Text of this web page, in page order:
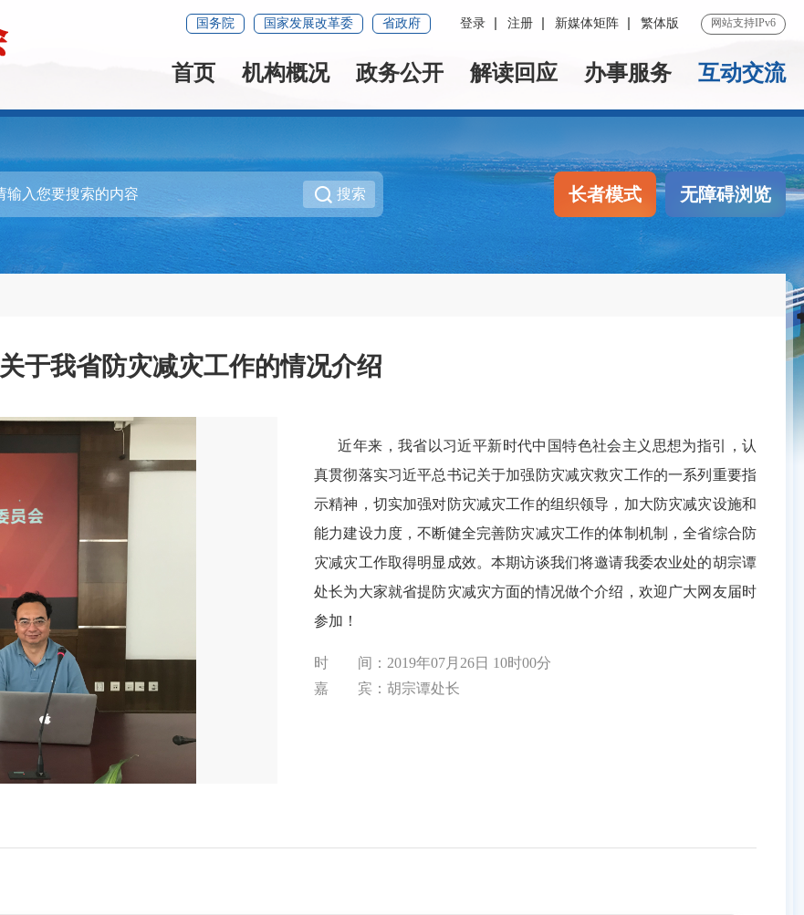
国务院 国家发展改革委 省政府 登录 注册 新媒体矩阵 繁体版 网站支持IPv6
首页 机构概况 政务公开 解读回应 办事服务 互动交流
搜索 长者模式 无障碍浏览
关于我省防灾减灾工作的情况介绍
近年来，我省以习近平新时代中国特色社会主义思想为指引，认
真贯彻落实习近平总书记关于加强防灾减灾救灾工作的一系列重要指
示精神，切实加强对防灾减灾工作的组织领导，加大防灾减灾设施和
能力建设力度，不断健全完善防灾减灾工作的体制机制，全省综合防
灾减灾工作取得明显成效。本期访谈我们将邀请我委农业处的胡宗谭
处长为大家就省提防灾减灾方面的情况做个介绍，欢迎广大网友届时
参加！
时 间：2019年07月26日 10时00分
嘉 宾：胡宗谭处长